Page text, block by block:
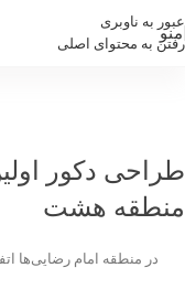
عبور به ناوبری
رفتن به محتوای اصلی
منو
طراحی دکور
منطقه هشت
در منطقه امام رضایی‌ها